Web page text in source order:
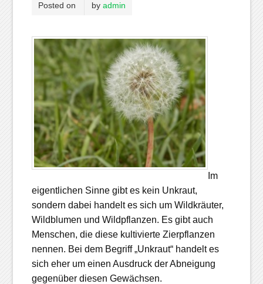
Posted on by admin
Im
eigentlichen Sinne gibt es kein Unkraut,
sondern dabei handelt es sich um Wildkräuter,
Wildblumen und Wildpflanzen. Es gibt auch
Menschen, die diese kultivierte Zierpflanzen
nennen. Bei dem Begriff „Unkraut“ handelt es
sich eher um einen Ausdruck der Abneigung
gegenüber diesen Gewächsen.